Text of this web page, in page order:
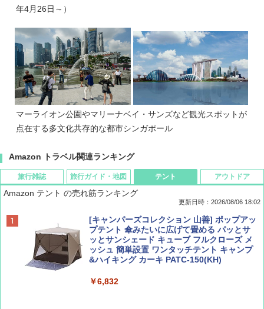
年4月26日～）
マーライオン公園やマリーナベイ・サンズなど観光スポットが
点在する多文化共存的な都市シンガポール
Amazon トラベル関連ランキング
旅行雑誌
ディズニーファン ２０２６年 ９月号 [雑
誌] (ＤＩＳＮＥＹ ＦＡＮ)
￥713
旅行ガイド・地図
D40 地球の歩き方 チェンマイ タイ北部の魅
力的な町 2026～2027 地球の歩き方D アジア
￥2,079
テント
Amazon テント の売れ筋ランキング
更新日時：2026/08/06 18:02
[キャンパーズコレクション 山善] ポップアッ
プテント 傘みたいに広げて畳める パッとサ
ッとサンシェード キューブ フルクローズ メ
ッシュ 簡単設置 ワンタッチテント キャンプ
&ハイキング カーキ PATC-150(KH)
￥6,832
アウトドア